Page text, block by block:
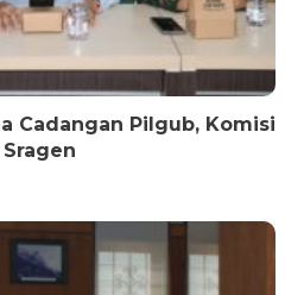
Cadangan Pilgub, Komisi